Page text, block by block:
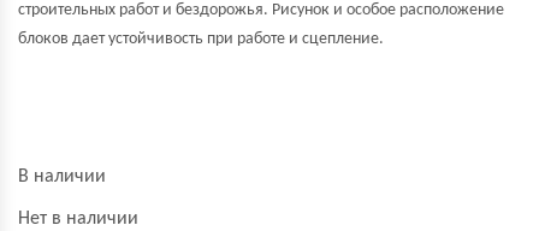
строительных работ и бездорожья. Рисунок и особое расположение
блоков дает устойчивость при работе и сцепление.
В наличии
Нет в наличии